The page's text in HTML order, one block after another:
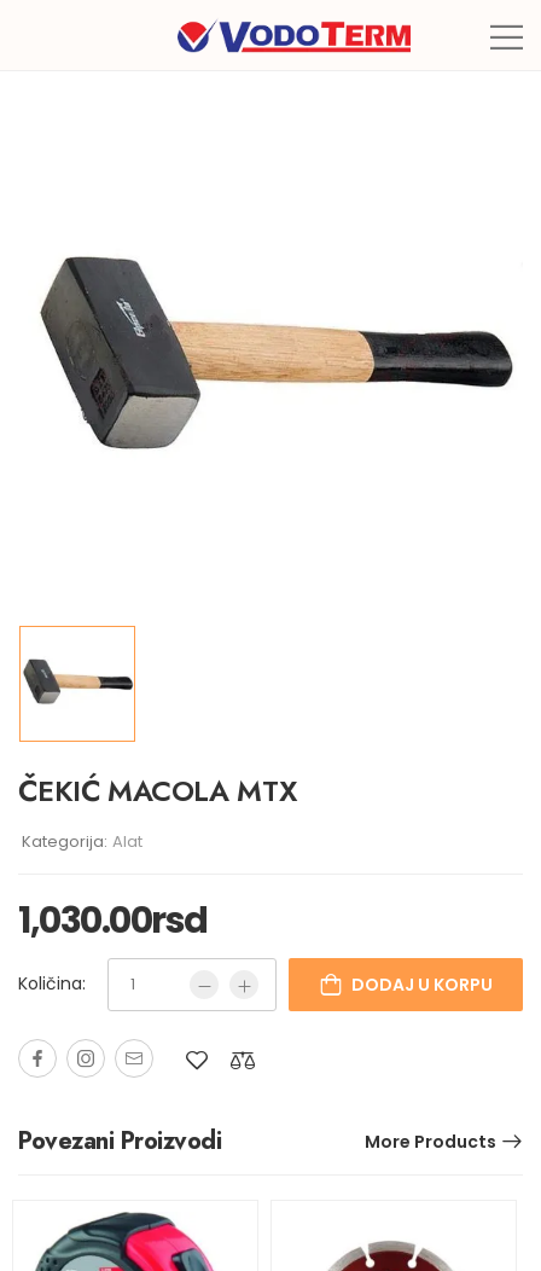
ČEKIĆ MACOLA MTX
Kategorija: Alat
1,030.00rsd
Količina: DODAJ U KORPU
Povezani Proizvodi More Products